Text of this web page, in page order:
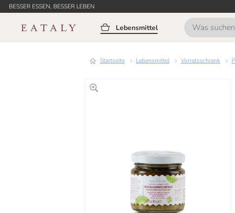
BESSER ESSEN, BESSER LEBEN
Lebensmittel
Startseite Lebensmittel Vorratsschrank